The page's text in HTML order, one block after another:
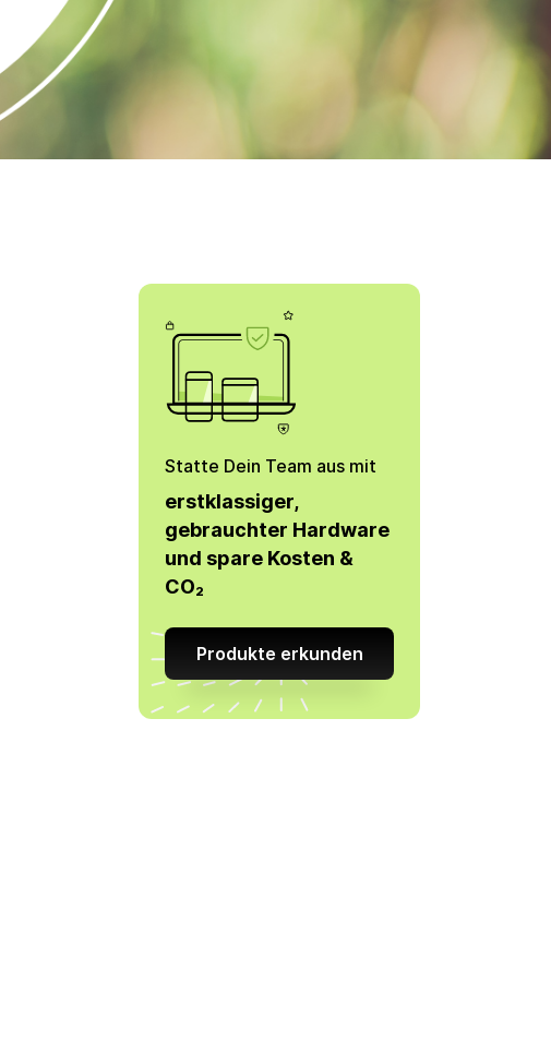
Statte Dein Team aus mit
erstklassiger,
gebrauchter Hardware
und spare Kosten &
CO₂
Produkte erkunden